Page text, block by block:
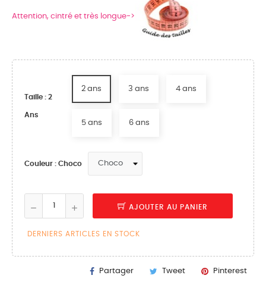
Attention, cintré et très longue->
Taille : 2
Ans
2 ans 3 ans 4 ans
5 ans 6 ans
Couleur : Choco
AJOUTER AU PANIER
DERNIERS ARTICLES EN STOCK
Partager Tweet Pinterest